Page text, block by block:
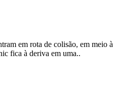
em rota de colisão, em meio à
fica à deriva em uma..